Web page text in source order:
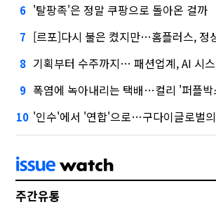
6 '탈팡족'은 정말 쿠팡으로 돌아온 걸까
7 [르포]다시 불은 켰지만…홈플러스, 정
8 기획부터 수주까지… 패션업계, AI 시
9 폭염에 녹아내리는 택배…컬리 '퍼플
10 '인수'에서 '연합'으로…구다이글로벌
주간유통